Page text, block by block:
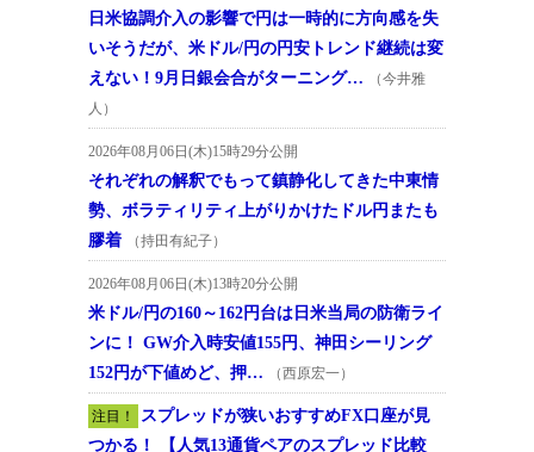
日米協調介入の影響で円は一時的に方向感を失
いそうだが、米ドル/円の円安トレンド継続は変
えない！9月日銀会合がターニング…
（今井雅
人）
2026年08月06日(木)15時29分公開
それぞれの解釈でもって鎮静化してきた中東情
勢、ボラティリティ上がりかけたドル円またも
膠着
（持田有紀子）
2026年08月06日(木)13時20分公開
米ドル/円の160～162円台は日米当局の防衛ライ
ンに！ GW介入時安値155円、神田シーリング
152円が下値めど、押…
（西原宏一）
注目！
スプレッドが狭いおすすめFX口座が見
つかる！ 【人気13通貨ペアのスプレッド比較